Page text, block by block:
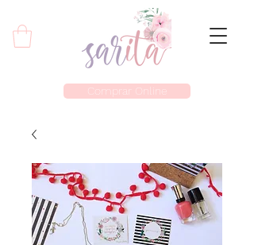
Comprar Online